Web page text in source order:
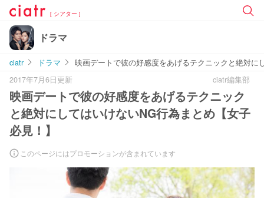
[ シアター ]
ドラマ
ciatr ドラマ
映画デートで彼の好感度をあげるテクニックと絶対に
2017年7月6日更新
ciatr編集部
映画デートで彼の好感度をあげるテクニック
と絶対にしてはいけないNG行為まとめ【女子
必見！】
このページにはプロモーションが含まれています